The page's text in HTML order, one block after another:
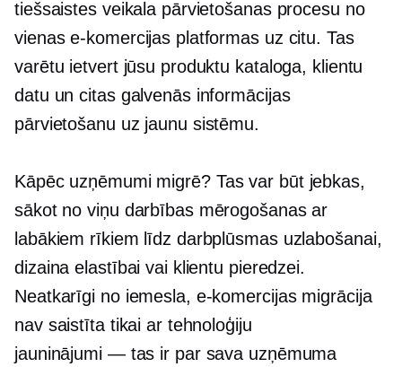
tiešsaistes veikala pārvietošanas procesu no
vienas e-komercijas platformas uz citu. Tas
varētu ietvert jūsu produktu kataloga, klientu
datu un citas galvenās informācijas
pārvietošanu uz jaunu sistēmu.
Kāpēc uzņēmumi migrē? Tas var būt jebkas,
sākot no viņu darbības mērogošanas ar
labākiem rīkiem līdz darbplūsmas uzlabošanai,
dizaina elastībai vai klientu pieredzei.
Neatkarīgi no iemesla, e-komercijas migrācija
nav saistīta tikai ar tehnoloģiju
jauninājumi — tas ir par sava uzņēmuma